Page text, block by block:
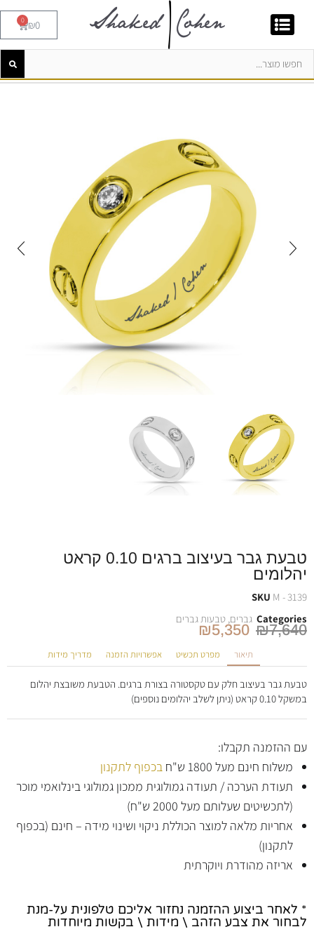
₪0
0
טבעת גבר בעיצוב ברגים 0.10 קראט
יהלומים
SKU M - 3139
Categories גברים טבעות גברים
₪7,640
₪5,350
תיאור מפרט תכשיט אפשרויות הזמנה מדריך מידות
טבעת גבר בעיצוב חלק עם טקסטורה בצורת ברגים. הטבעת משובצת יהלום
במשקל 0.10 קראט (ניתן לשלב יהלומים נוספים)
עם ההזמנה תקבלו:
משלוח חינם מעל 1800 ש"ח
בכפוף לתקנון
תעודת הערכה / תעודה גמולוגית ממכון גמולוגי בינלואמי מוכר
(לתכשיטים שעלותם מעל 2000 ש"ח)
אחריות מלאה למוצר הכוללת ניקוי ושינוי מידה – חינם (בכפוף
לתקנון)
אריזה מהודרת ויוקרתית
* לאחר ביצוע ההזמנה נחזור אליכם טלפונית על-מנת
לבחור את צבע הזהב \ מידות \ בקשות מיוחדות